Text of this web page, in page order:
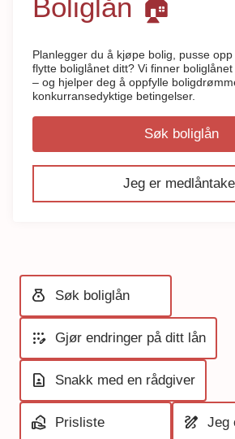
Boliglån 🏠
Planlegger du å kjøpe bolig, pusse
flytte boliglånet ditt? Vi finner
– og hjelper deg å oppfylle
konkurransedyktige betingelser.
Jeg er
Søk boliglån
Søk boliglån
money_bag
Gjør endringer på ditt lån
app_registration
Snakk med en rådgiver
contact_page
Prisliste
real_estate_agent Jeg
draw